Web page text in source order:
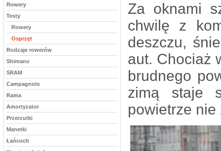
Rowery
Testy
Rowery
Osprzęt
Rodzaje rowerów
Shimano
SRAM
Campagnolo
Rama
Amortyzator
Przerzutki
Manetki
Łańcuch
Za oknami
chwilę z
deszczu,
aut. Chociaż
brudnego
zimą staje
powietrze